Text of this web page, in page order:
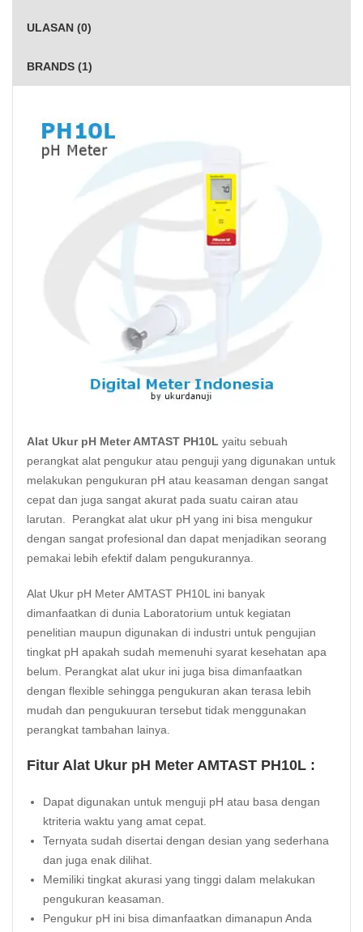
ULASAN (0)
BRANDS (1)
Alat Ukur pH Meter AMTAST PH10L yaitu sebuah
perangkat alat pengukur atau penguji yang digunakan untuk
melakukan pengukuran pH atau keasaman dengan sangat
cepat dan juga sangat akurat pada suatu cairan atau
larutan. Perangkat alat ukur pH yang ini bisa mengukur
dengan sangat profesional dan dapat menjadikan seorang
pemakai lebih efektif dalam pengukurannya.
Alat Ukur pH Meter AMTAST PH10L ini banyak
dimanfaatkan di dunia Laboratorium untuk kegiatan
penelitian maupun digunakan di industri untuk pengujian
tingkat pH apakah sudah memenuhi syarat kesehatan apa
belum. Perangkat alat ukur ini juga bisa dimanfaatkan
dengan flexible sehingga pengukuran akan terasa lebih
mudah dan pengukuuran tersebut tidak menggunakan
perangkat tambahan lainya.
Fitur Alat Ukur pH Meter AMTAST PH10L :
Dapat digunakan untuk menguji pH atau basa dengan
ktriteria waktu yang amat cepat.
Ternyata sudah disertai dengan desian yang sederhana
dan juga enak dilihat.
Memiliki tingkat akurasi yang tinggi dalam melakukan
pengukuran keasaman.
Pengukur pH ini bisa dimanfaatkan dimanapun Anda